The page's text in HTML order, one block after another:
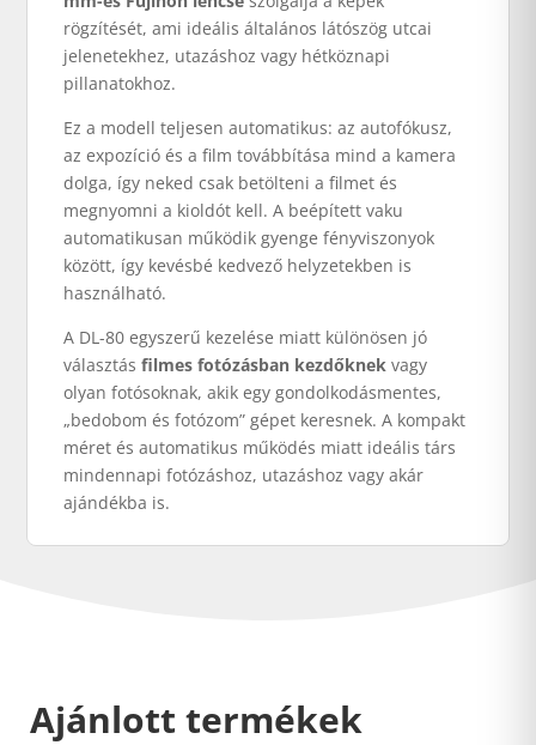
rögzítését, ami ideális általános látószög utcai
jelenetekhez, utazáshoz vagy hétköznapi
pillanatokhoz.
Ez a modell teljesen automatikus: az autofókusz,
az expozíció és a film továbbítása mind a kamera
dolga, így neked csak betölteni a filmet és
megnyomni a kioldót kell. A beépített vaku
automatikusan működik gyenge fényviszonyok
között, így kevésbé kedvező helyzetekben is
használható.
A DL-80 egyszerű kezelése miatt különösen jó
választásfilmes fotózásban kezdőknek vagy
olyan fotósoknak, akik egy gondolkodásmentes,
„bedobom és fotózom” gépet keresnek. A kompakt
méret és automatikus működés miatt ideális társ
mindennapi fotózáshoz, utazáshoz vagy akár
ajándékba is.
Ajánlott termékek